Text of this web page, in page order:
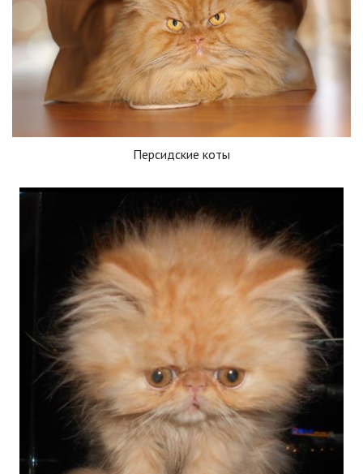
Персидские коты